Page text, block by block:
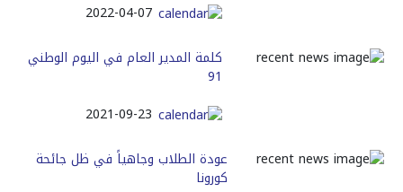
2022-04-07
كلمة المدير العام في اليوم الوطني
91
2021-09-23
عودة الطلاب وجاهياً في ظل جائحة
كورونا